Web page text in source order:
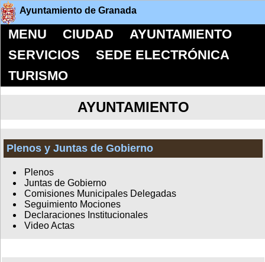
Ayuntamiento de Granada
MENU CIUDAD
AYUNTAMIENTO
SERVICIOS
SEDE ELECTRÓNICA
TURISMO
AYUNTAMIENTO
Plenos y Juntas de Gobierno
Plenos
Juntas de Gobierno
Comisiones Municipales Delegadas
Seguimiento Mociones
Declaraciones Institucionales
Video Actas